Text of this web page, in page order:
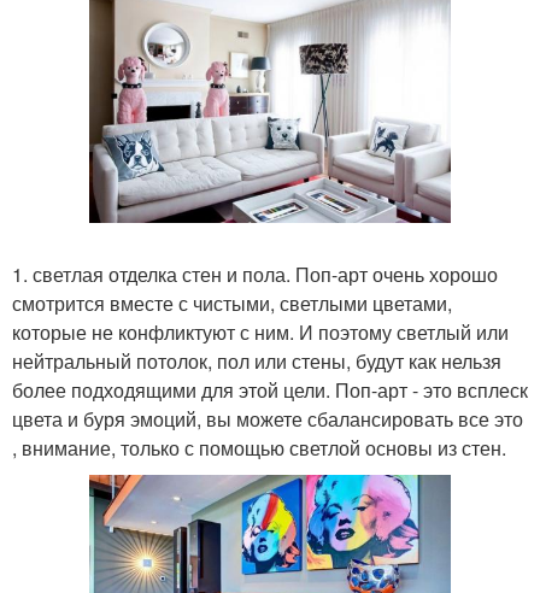
1. светлая отделка стен и пола. Поп-арт очень хорошо
смотрится вместе с чистыми, светлыми цветами,
которые не конфликтуют с ним. И поэтому светлый или
нейтральный потолок, пол или стены, будут как нельзя
более подходящими для этой цели. Поп-арт - это всплеск
цвета и буря эмоций, вы можете сбалансировать все это
, внимание, только с помощью светлой основы из стен.